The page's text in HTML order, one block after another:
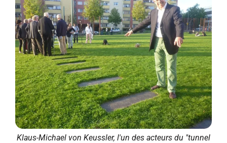
Klaus-Michael von Keussler, l'un des acteurs du "tunnel